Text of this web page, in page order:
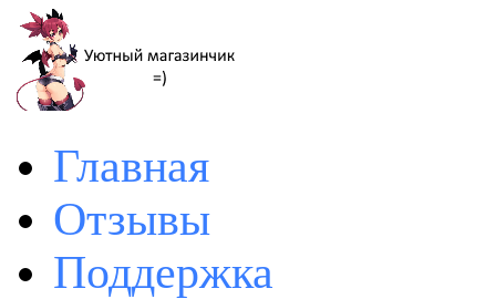
Главная
Отзывы
Поддержка